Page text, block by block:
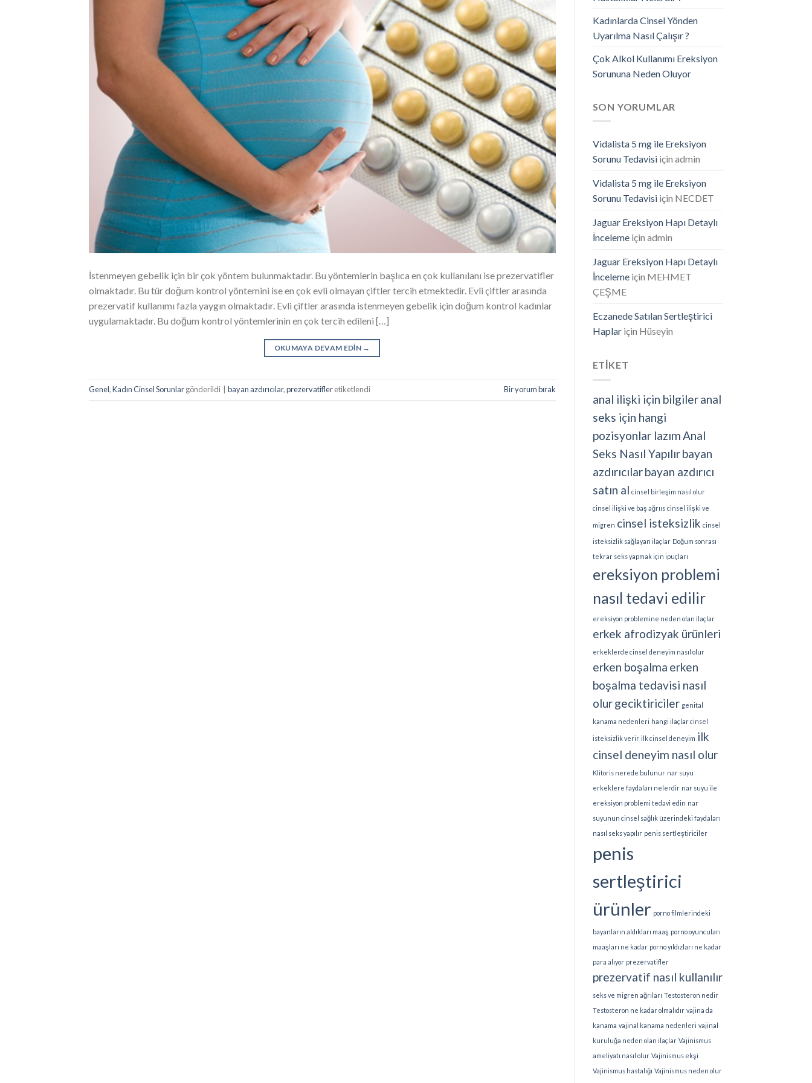
İstenmeyen gebelik için bir çok yöntem bulunmaktadır. Bu yöntemlerin başlıca en çok kullanılanı ise prezervatifler
olmaktadır. Bu tür doğum kontrol yöntemini ise en çok evli olmayan çiftler tercih etmektedir. Evli çiftler arasında
prezervatif kullanımı fazla yaygın olmaktadır. Evli çiftler arasında istenmeyen gebelik için doğum kontrol kadınlar
uygulamaktadır. Bu doğum kontrol yöntemlerinin en çok tercih edileni […]
OKUMAYA DEVAM EDIN →
Genel,Kadın Cinsel Sorunlargönderildi bayan azdırıcılar,prezervatifleretiketlendi Bir yorum bırak
Kadınlarda Cinsel Yönden
Uyarılma Nasıl Çalışır ?
Çok Alkol Kullanımı Ereksiyon
Sorununa Neden Oluyor
SON YORUMLAR
Vidalista 5 mg ile Ereksiyon
Sorunu Tedavisiiçin admin
Vidalista 5 mg ile Ereksiyon
Sorunu Tedavisiiçin NECDET
Jaguar Ereksiyon Hapı Detaylı
İncelemeiçin admin
Jaguar Ereksiyon Hapı Detaylı
İncelemeiçin MEHMET
ÇEŞME
Eczanede Satılan Sertleştirici
Haplariçin Hüseyin
ETİKET
anal ilişki için bilgileranal
seks için hangi
pozisyonlar lazımAnal
Seks Nasıl Yapılırbayan
azdırıcılarbayan azdırıcı
satın al cinsel birleşim nasıl olur
cinsel ilişki ve baş ağrııs cinsel ilişki ve
migren cinsel isteksizlik cinsel
isteksizlik sağlayan ilaçlar Doğum sonrası
tekrar seks yapmak için ipuçları
ereksiyon problemi
nasıl tedavi edilir
ereksiyon problemine neden olan ilaçlar
erkek afrodizyak ürünleri
erkeklerde cinsel deneyim nasıl olur
erken boşalma erken
boşalma tedavisi nasıl
olurgeciktiriciler genital
kanama nedenleri hangi ilaçlar cinsel
isteksizlik verir ilk cinsel deneyim ilk
cinsel deneyim nasıl olur
Klitoris nerede bulunur nar suyu
erkeklere faydaları nelerdir nar suyu ile
ereksiyon problemi tedavi edin nar
suyunun cinsel sağlık üzerindeki faydaları
nasıl seks yapılır penis sertleştiriciler
penis
sertleştirici
ürünler porno filmlerindeki
bayanların aldıkları maaş porno oyuncuları
maaşları ne kadar porno yıldızları ne kadar
para alıyor prezervatifler
prezervatif nasıl kullanılır
seks ve migren ağrıları Testosteron nedir
Testosteron ne kadar olmalıdır vajina da
kanama vajinal kanama nedenleri vajinal
kuruluğa neden olan ilaçlar Vajinismus
ameliyatı nasıl olur Vajinismus ekşi
Vajinismus hastalığı Vajinismus neden olur